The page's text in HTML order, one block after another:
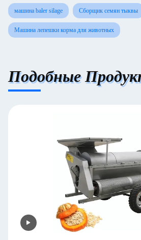
машина baler silage Сборщик семян тыквы
Машина лепешки корма для животных
Подобные